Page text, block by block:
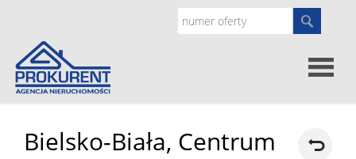
Bielsko-Biała, Centrum